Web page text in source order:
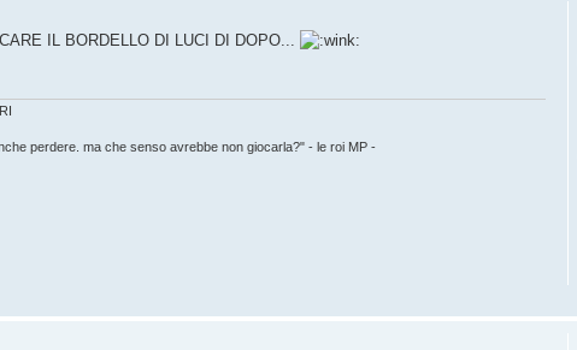
IL BORDELLO DI LUCI DI DOPO...
perdere. ma che senso avrebbe non giocarla?" - le roi MP -